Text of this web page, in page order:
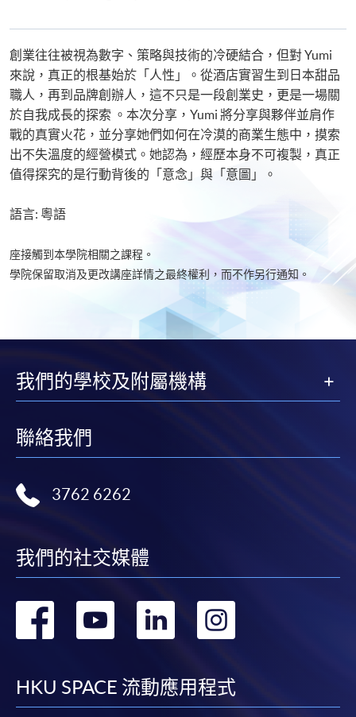
創業往往被視為數字、策略與技術的冷硬結合，但對 Yumi
來說，真正的根基始於「人性」。從酒店實習生到日本甜品
職人，再到品牌創辦人，這不只是一段創業史，更是一場關
於自我成長的探索 。本次分享，Yumi 將分享與夥伴並肩作
戰的真實火花，並分享她們如何在冷漠的商業生態中，摸索
出不失溫度的經營模式。她認為，經歷本身不可複製，真正
值得探究的是行動背後的「意念」與「意圖」。
語言: 粵語
座接觸到本學院相關之課程。
學院保留取消及更改講座詳情之最終權利，而不作另行通知。
我們的學校及附屬機構
聯絡我們
3762 6262
我們的社交媒體
轉
facebook
轉
youtube
轉
linkedin
轉
HKU SPACE 流動應用程式